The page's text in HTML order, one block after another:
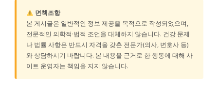
면책조항
본 게시글은 일반적인 정보 제공을 목적으로 작성되었으며,
전문적인 의학적·법적 조언을 대체하지 않습니다. 건강 문제
나 법률 사항은 반드시 자격을 갖춘 전문가(의사, 변호사 등)
와 상담하시기 바랍니다. 본 내용을 근거로 한 행동에 대해 사
이트 운영자는 책임을 지지 않습니다.